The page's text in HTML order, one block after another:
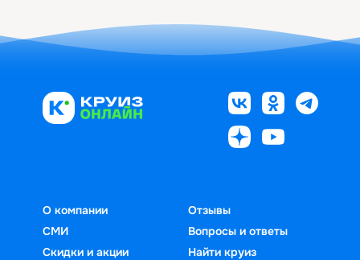
О компании
СМИ
Скидки и акции
Отзывы
Вопросы и ответы
Найти круиз